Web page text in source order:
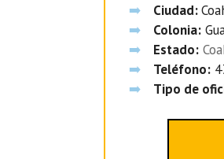
Ciudad:
Colonia:
Estado:
Teléfono:
Tipo de